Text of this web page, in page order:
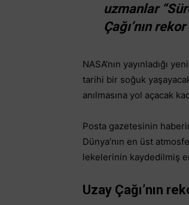
uzmanlar
Çağı’nın
NASA’nın yayınladığı
tarihi bir soğuk
anılmasına yol açacak
Posta gazetesinin
Dünya’nın en üst
lekelerinin kaydedilmiş
Uzay Çağı’nın